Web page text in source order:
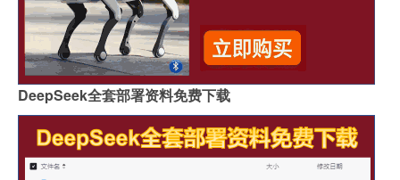
DeepSeek全套部署资料免费下载